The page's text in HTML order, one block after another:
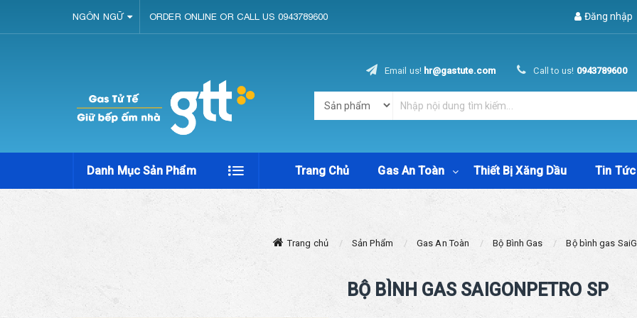
NGÔN NGỮ ORDER ONLINE OR CALL US 0943789600 Đăng nhập
Email us! hr@gastute.com Call to us! 0943789600
Danh Mục Sản Phẩm Trang Chủ Gas An Toàn Thiết Bị Xăng Dầu Tin Tức
Trang chủ Sản Phẩm Gas An Toàn Bộ Bình Gas Bộ bình gas
BỘ BÌNH GAS SAIGONPETRO SP